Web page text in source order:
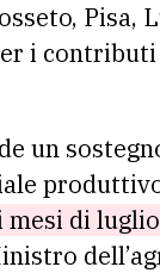
Pisa,
i
un
di